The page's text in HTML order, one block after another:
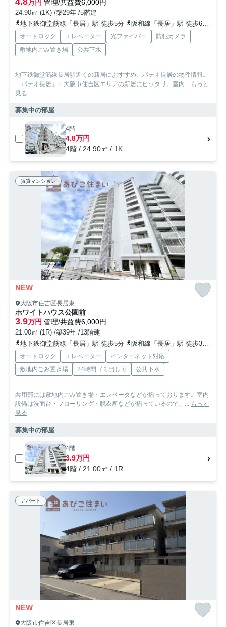
万円 管理/共益費6,000円
24.90㎡ (1K) /築29年 /5階建
地下鉄御堂筋線「長居」駅 徒歩5分
阪和線「長居」駅 徒歩6分
オートロック エレベーター 光ファイバー
防犯カメラ
敷地内ごみ置き場
公共下水
地下鉄御堂筋線長居駅近くの新居におすすめ、パテオ長居の物件情報。
「パテオ長居」：大阪市住吉区エリアの新居にピッタリ。室内...
もっと
見る
募集中の部屋
4階
4.8万円
4階 / 24.90㎡ / 1K
賃貸マンション
NEW
大阪市住吉区長居東
ホワイトハウス公園前
3.9万円 管理/共益費6,000円
21.00㎡ (1R) /築39年 /13階建
地下鉄御堂筋線「長居」駅 徒歩5分
阪和線「長居」駅 徒歩3分
オートロック エレベーター
インターネット対応
敷地内ごみ置き場
24時間ゴミ出し可 公共下水
共用部には敷地内ごみ置き場・エレベータなどが揃っております。室内
設備は洗面台・フローリング・脱衣所などが揃っているので、...
もっと
見る
募集中の部屋
4階
3.9万円
4階 / 21.00㎡ / 1R
アパート
NEW
大阪市住吉区長居東